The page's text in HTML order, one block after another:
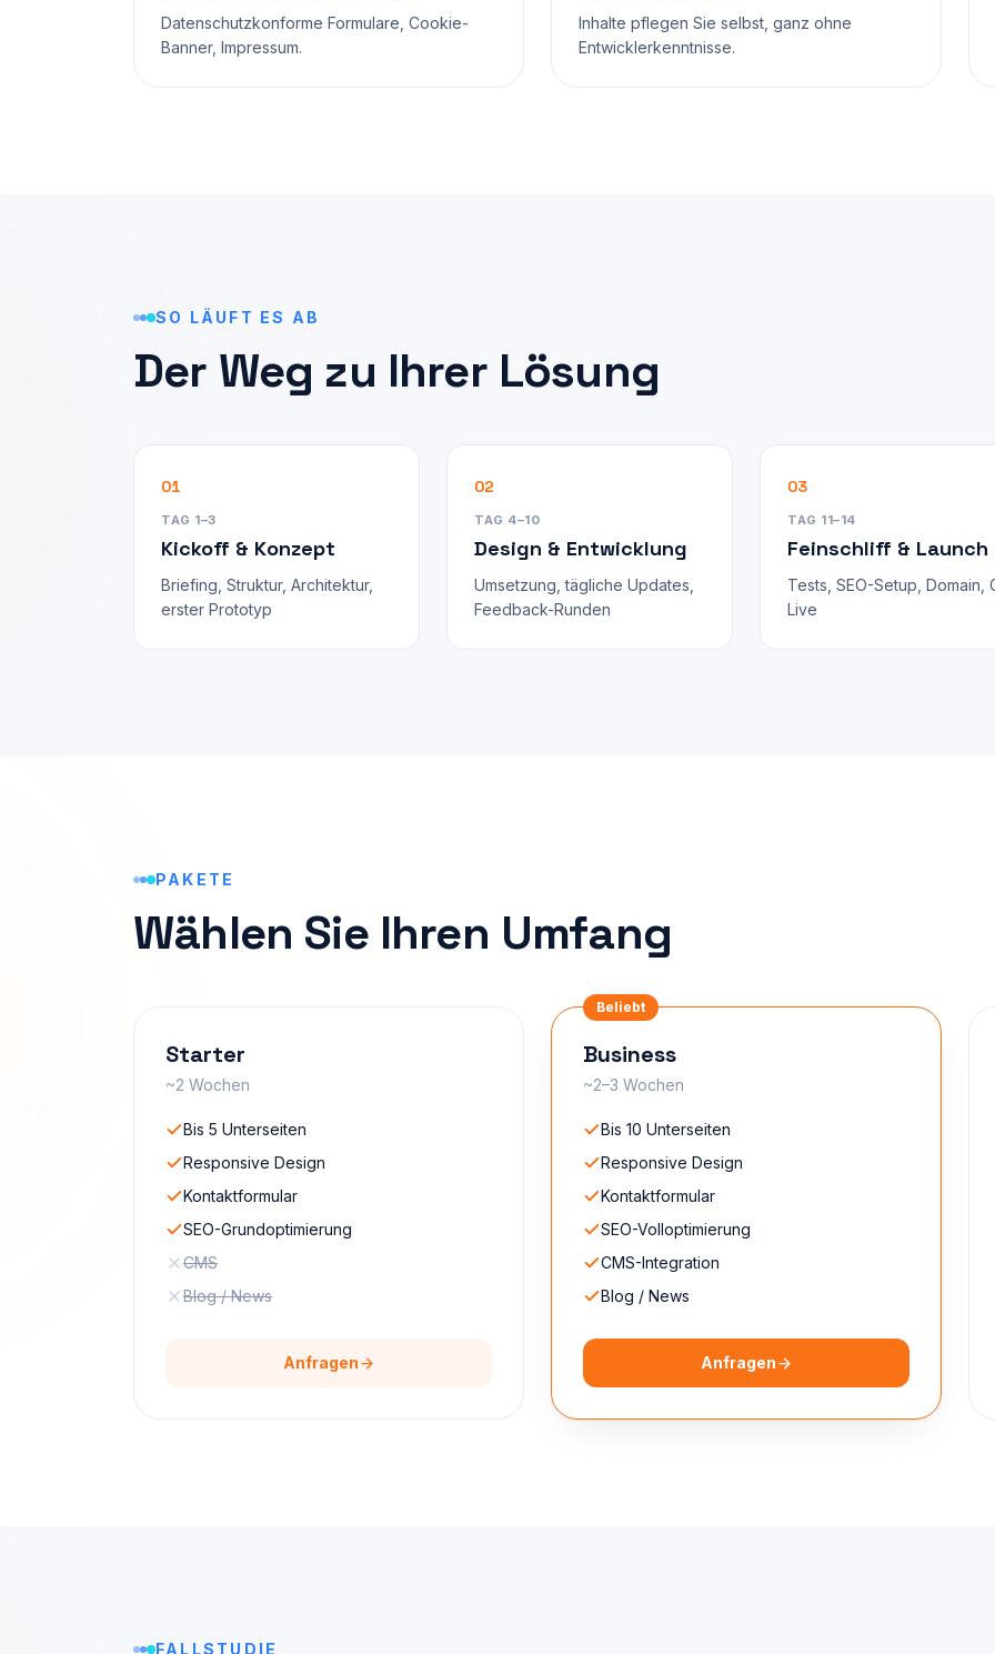
Datenschutzkonforme Formulare, Cookie-
Banner, Impressum.
Inhalte pflegen Sie selbst, ganz ohne
Entwicklerkenntnisse.
SO LÄUFT ES AB
Der Weg zu Ihrer Lösung
01
TAG 1–3
Kickoff & Konzept
Briefing, Struktur, Architektur,
erster Prototyp
02
TAG 4–10
Design & Entwicklung
Umsetzung, tägliche Updates,
Feedback-Runden
03
TAG 11–14
Feinschliff & Launch
Tests, SEO-Setup, Domain,
Live
PAKETE
Wählen Sie Ihren Umfang
Starter
~2 Wochen
Bis 5 Unterseiten
Responsive Design
Kontaktformular
SEO-Grundoptimierung
CMS
Blog / News
Anfragen
Beliebt
Business
~2–3 Wochen
Bis 10 Unterseiten
Responsive Design
Kontaktformular
SEO-Volloptimierung
CMS-Integration
Blog / News
Anfragen
FALLSTUDIE